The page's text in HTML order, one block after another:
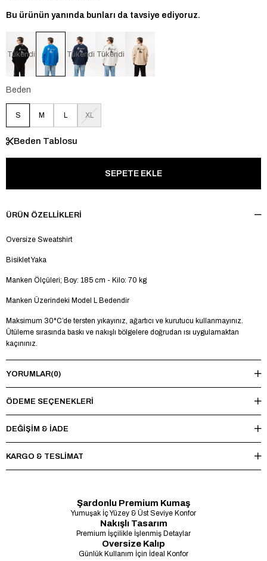
Bu ürünün yanında bunları da tavsiye ediyoruz.
Tükendi Tükendi Tükendi
Beden
S M L XL
Beden Tablosu
ÜRÜN ÖZELLIKLERI
Oversize Sweatshirt
Bisiklet Yaka
Manken Ölçüleri; Boy: 185 cm - Kilo: 70 kg
Manken Üzerindeki Model L Bedendir
Maksimum 30°C’de tersten yıkayınız, ağartıcı ve kurutucu kullanmayınız.
Ütüleme sırasında baskı ve nakışlı bölgelere doğrudan ısı uygulamaktan
kaçınınız.
YORUMLAR(0)
ÖDEME SEÇENEKLERI
DEĞİŞİM & İADE
KARGO & TESLİMAT
Şardonlu Premium Kumaş
Yumuşak İç Yüzey & Üst Seviye Konfor
Nakışlı Tasarım
Premium İşçilikle İşlenmiş Detaylar
Oversize Kalıp
Günlük Kullanım İçin İdeal Konfor